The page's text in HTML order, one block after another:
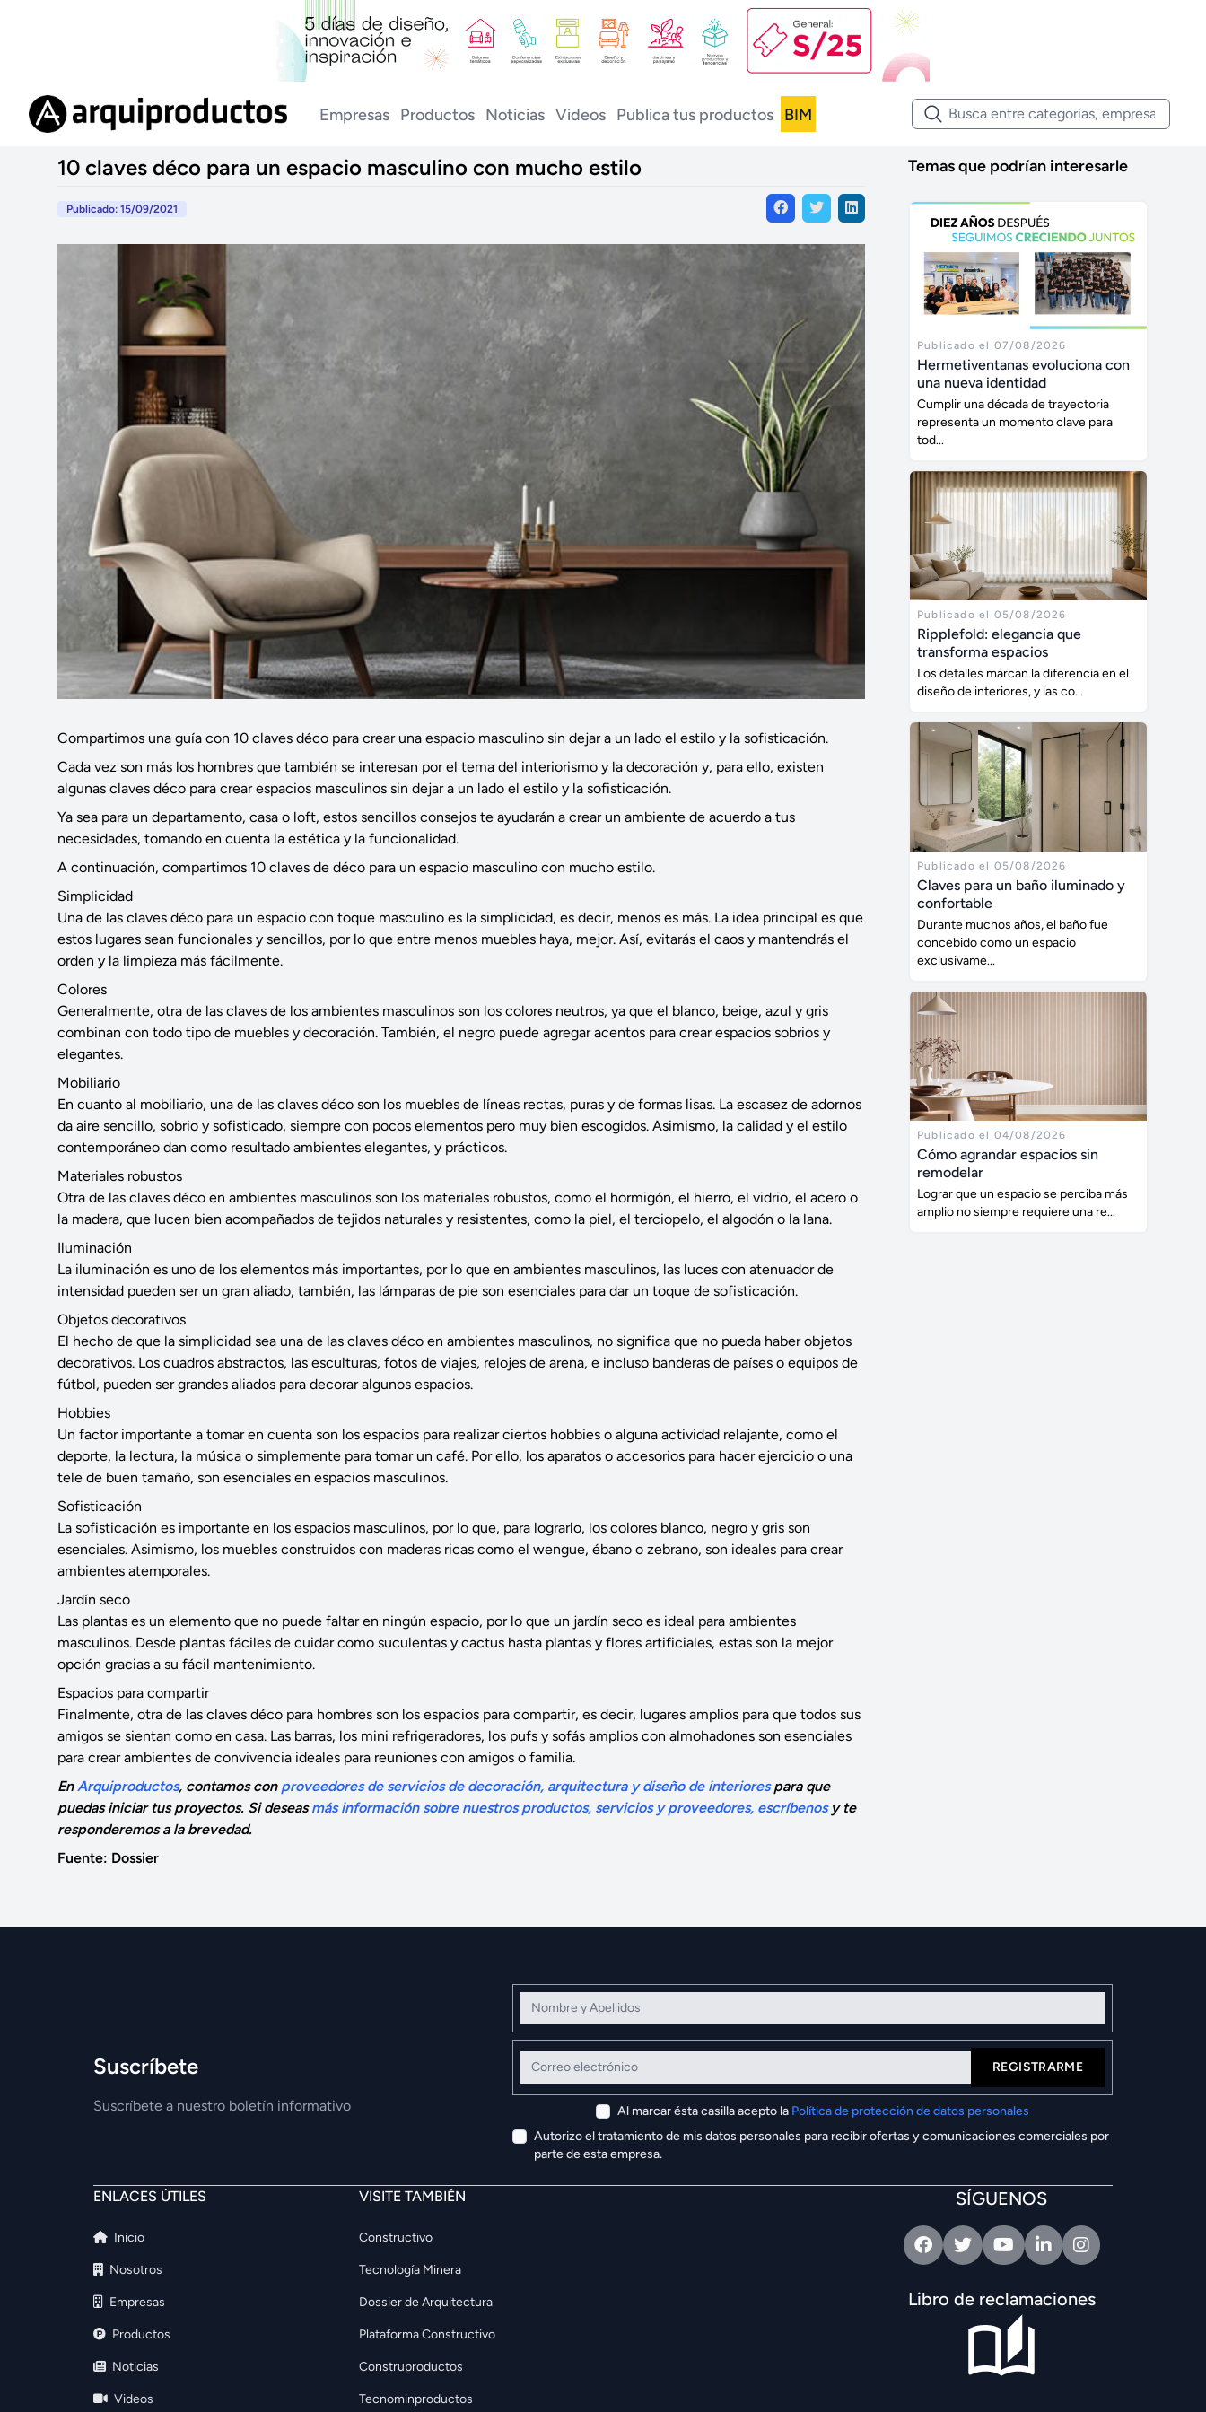
Empresas Productos Noticias Videos Publica tus productos BIM
10 claves déco para un espacio masculino con mucho estilo
Publicado: 15/09/2021
Compartimos una guía con 10 claves déco para crear una espacio masculino sin dejar a un lado el estilo y la sofisticación.
Cada vez son más los hombres que también se interesan por el tema del interiorismo y la decoración y, para ello, existen
algunas claves déco para crear espacios masculinos sin dejar a un lado el estilo y la sofisticación.
Ya sea para un departamento, casa o loft, estos sencillos consejos te ayudarán a crear un ambiente de acuerdo a tus
necesidades, tomando en cuenta la estética y la funcionalidad.
A continuación, compartimos 10 claves de déco para un espacio masculino con mucho estilo.
Simplicidad
Una de las claves déco para un espacio con toque masculino es la simplicidad, es decir, menos es más. La idea principal es que
estos lugares sean funcionales y sencillos, por lo que entre menos muebles haya, mejor. Así, evitarás el caos y mantendrás el
orden y la limpieza más fácilmente.
Colores
Generalmente, otra de las claves de los ambientes masculinos son los colores neutros, ya que el blanco, beige, azul y gris
combinan con todo tipo de muebles y decoración. También, el negro puede agregar acentos para crear espacios sobrios y
elegantes.
Mobiliario
En cuanto al mobiliario, una de las claves déco son los muebles de líneas rectas, puras y de formas lisas. La escasez de adornos
da aire sencillo, sobrio y sofisticado, siempre con pocos elementos pero muy bien escogidos. Asimismo, la calidad y el estilo
contemporáneo dan como resultado ambientes elegantes, y prácticos.
Materiales robustos
Otra de las claves déco en ambientes masculinos son los materiales robustos, como el hormigón, el hierro, el vidrio, el acero o
la madera, que lucen bien acompañados de tejidos naturales y resistentes, como la piel, el terciopelo, el algodón o la lana.
Iluminación
La iluminación es uno de los elementos más importantes, por lo que en ambientes masculinos, las luces con atenuador de
intensidad pueden ser un gran aliado, también, las lámparas de pie son esenciales para dar un toque de sofisticación.
Objetos decorativos
El hecho de que la simplicidad sea una de las claves déco en ambientes masculinos, no significa que no pueda haber objetos
decorativos. Los cuadros abstractos, las esculturas, fotos de viajes, relojes de arena, e incluso banderas de países o equipos de
fútbol, pueden ser grandes aliados para decorar algunos espacios.
Hobbies
Un factor importante a tomar en cuenta son los espacios para realizar ciertos hobbies o alguna actividad relajante, como el
deporte, la lectura, la música o simplemente para tomar un café. Por ello, los aparatos o accesorios para hacer ejercicio o una
tele de buen tamaño, son esenciales en espacios masculinos.
Sofisticación
La sofisticación es importante en los espacios masculinos, por lo que, para lograrlo, los colores blanco, negro y gris son
esenciales. Asimismo, los muebles construidos con maderas ricas como el wengue, ébano o zebrano, son ideales para crear
ambientes atemporales.
Jardín seco
Las plantas es un elemento que no puede faltar en ningún espacio, por lo que un jardín seco es ideal para ambientes
masculinos. Desde plantas fáciles de cuidar como suculentas y cactus hasta plantas y flores artificiales, estas son la mejor
opción gracias a su fácil mantenimiento.
Espacios para compartir
Finalmente, otra de las claves déco para hombres son los espacios para compartir, es decir, lugares amplios para que todos sus
amigos se sientan como en casa. Las barras, los mini refrigeradores, los pufs y sofás amplios con almohadones son esenciales
para crear ambientes de convivencia ideales para reuniones con amigos o familia.
EnArquiproductos, contamos con proveedores de servicios de decoración, arquitectura y diseño de interiorespara que
puedas iniciar tus proyectos. Si deseasmás información sobre nuestros productos, servicios y proveedores, escríbenosy te
responderemos a la brevedad.
Fuente: Dossier
Temas que podrían interesarle
Publicado el 07/08/2026
Hermetiventanas evoluciona con
una nueva identidad
Cumplir una década de trayectoria
representa un momento clave para
tod...
Publicado el 05/08/2026
Ripplefold: elegancia que
transforma espacios
Los detalles marcan la diferencia en el
diseño de interiores, y las co...
Publicado el 05/08/2026
Claves para un baño iluminado y
confortable
Durante muchos años, el baño fue
concebido como un espacio
exclusivame...
Publicado el 04/08/2026
Cómo agrandar espacios sin
remodelar
Lograr que un espacio se perciba más
amplio no siempre requiere una re...
Suscríbete
Suscríbete a nuestro boletín informativo
Nombre y Apellidos
Correo electrónico
REGISTRARME
Al marcar ésta casilla acepto la Política de protección de datos personales
Autorizo el tratamiento de mis datos personales para recibir ofertas y comunicaciones comerciales por
parte de esta empresa.
ENLACES ÚTILES
Inicio
Nosotros
Empresas
Productos
Noticias
Videos
VISITE TAMBIÉN
Constructivo
Tecnología Minera
Dossier de Arquitectura
Plataforma Constructivo
Construproductos
Tecnominproductos
SÍGUENOS
FacebookTwitterYoutubeLinkedinIntagram
Libro de reclamaciones